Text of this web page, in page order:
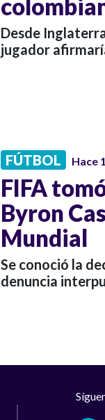
Desde
jugador
FÚTBOL Hace
FIFA
Byron
Mundial
Se conoció la
denuncia